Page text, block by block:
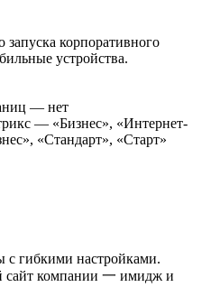
запуска корпоративного
устройства.
— нет
— «Бизнес», «Интернет-
«Стандарт», «Старт»
с гибкими настройками.
компании 一 имидж и